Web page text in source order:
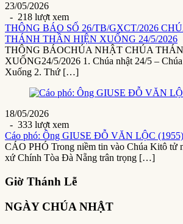
23/05/2026
- 218 lượt xem
THÔNG BÁO SỐ 26/TB/GXCT/2026
THÁNH THẦN HIỆN XUỐNG 24/5/2026
THÔNG BÁOCHÚA NHẬT CHÚA
XUỐNG24/5/2026 1. Chúa nhật 24/5 –
Xuống 2. Thứ […]
18/05/2026
- 333 lượt xem
Cáo phó: Ông GIUSE ĐỖ VĂN LỘC (1955)
CÁO PHÓ Trong niềm tin vào Chúa Kitô tử
xứ Chính Tòa Đà Nẵng trân trọng […]
Giờ Thánh Lễ
NGÀY CHÚA NHẬT